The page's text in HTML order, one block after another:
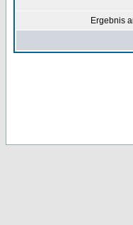
Ergebnis